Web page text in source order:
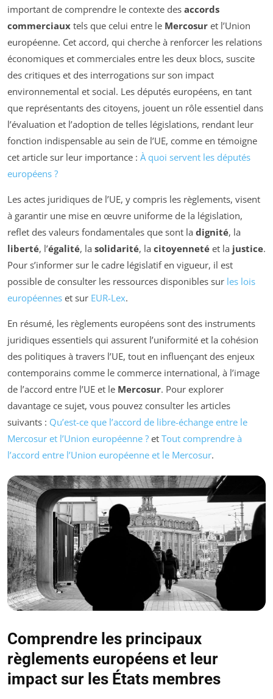
important de comprendre le contexte des accords
commerciaux tels que celui entre le Mercosur et l’Union
européenne. Cet accord, qui cherche à renforcer les relations
économiques et commerciales entre les deux blocs, suscite
des critiques et des interrogations sur son impact
environnemental et social. Les députés européens, en tant
que représentants des citoyens, jouent un rôle essentiel dans
l’évaluation et l’adoption de telles législations, rendant leur
fonction indispensable au sein de l’UE, comme en témoigne
cet article sur leur importance : À quoi servent les députés
européens ?
Les actes juridiques de l’UE, y compris les règlements, visent
à garantir une mise en œuvre uniforme de la législation,
reflet des valeurs fondamentales que sont la dignité, la
liberté, l’égalité, la solidarité, la citoyenneté et la justice.
Pour s’informer sur le cadre législatif en vigueur, il est
possible de consulter les ressources disponibles sur les lois
européennes et sur EUR-Lex.
En résumé, les règlements européens sont des instruments
juridiques essentiels qui assurent l’uniformité et la cohésion
des politiques à travers l’UE, tout en influençant des enjeux
contemporains comme le commerce international, à l’image
de l’accord entre l’UE et le Mercosur. Pour explorer
davantage ce sujet, vous pouvez consulter les articles
suivants : Qu’est-ce que l’accord de libre-échange entre le
Mercosur et l’Union européenne ? et Tout comprendre à
l’accord entre l’Union européenne et le Mercosur.
Comprendre les principaux
règlements européens et leur
impact sur les États membres